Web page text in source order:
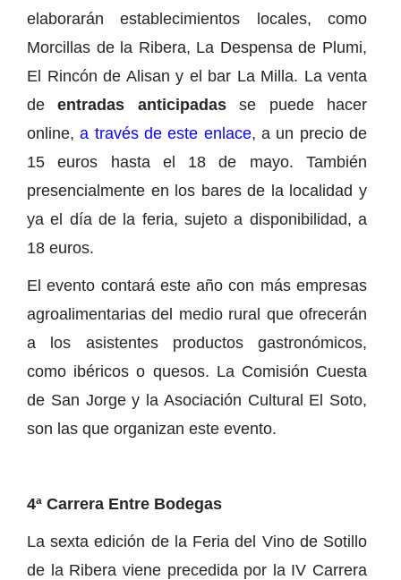
elaborarán establecimientos locales, como
Morcillas de la Ribera, La Despensa de Plumi,
El Rincón de Alisan y el bar La Milla. La venta
deentradas anticipadasse puede hacer
online, a través de este enlace, a un precio de
15 euros hasta el 18 de mayo. También
presencialmente en los bares de la localidad y
ya el día de la feria, sujeto a disponibilidad, a
18 euros.
El evento contará este año con más empresas
agroalimentarias del medio rural que ofrecerán
a los asistentes productos gastronómicos,
como ibéricos o quesos. La Comisión Cuesta
de San Jorge y la Asociación Cultural El Soto,
son las que organizan este evento.
4ª Carrera Entre Bodegas
La sexta edición de la Feria del Vino de Sotillo
de la Ribera viene precedida por la IV Carrera